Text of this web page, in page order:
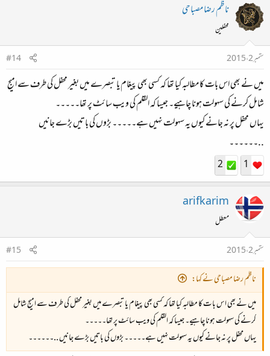
ناظم رضا مصباحی
محفلین
ستمبر 2، 2015
#14
میں نے بھی اس بات کا مطالبہ کیا تھا کہ کسی بھی پیغام یا تبصرے میں بغیر محفل کی طرف سے امیج
شامل کرنے کی سہولت ہونا چاہیے۔ جیسا کہ القلم کی ویب سائٹ پر تھا۔۔۔۔۔
یہاں محفل پر نہ جانے کیوں یہ سہولت نہیں ہے۔۔۔۔۔ بڑوں کی باتیں بڑے جانیں
..۔۔۔۔۔۔
1
2
arifkarim
معطل
ستمبر 2، 2015
#15
ناظم رضا مصباحی نے کہا:
میں نے بھی اس بات کا مطالبہ کیا تھا کہ کسی بھی پیغام یا تبصرے میں بغیر محفل کی طرف سے امیج شامل
کرنے کی سہولت ہونا چاہیے۔ جیسا کہ القلم کی ویب سائٹ پر تھا۔۔۔۔۔
یہاں محفل پر نہ جانے کیوں یہ سہولت نہیں ہے۔۔۔۔۔ بڑوں کی باتیں بڑے جانیں ..۔۔۔۔۔۔